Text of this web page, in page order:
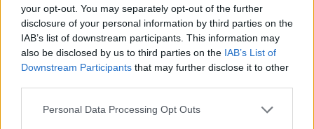
your opt-out. You may separately opt-out of the further
disclosure of your personal information by third parties on the
IAB’s list of downstream participants. This information may
also be disclosed by us to third parties on the IAB’s List of
Downstream Participants that may further disclose it to other
Personal Data Processing Opt Outs
Od dielne po priemyselnú halu: Ako skrotiť silu a
krútiaci moment?
Digitálne PZP ako technológia na získanie
personalizovanej zľavy
vyčarovať bohatý účes